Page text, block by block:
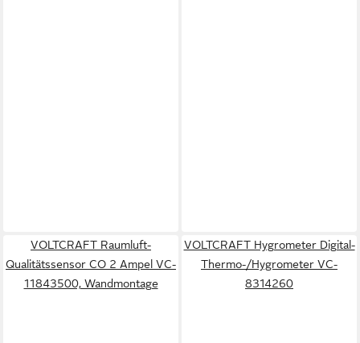
VOLTCRAFT Raumluft-
Qualitätssensor CO 2 Ampel VC-
11843500, Wandmontage
VOLTCRAFT Hygrometer Digital-
Thermo-/Hygrometer VC-
8314260